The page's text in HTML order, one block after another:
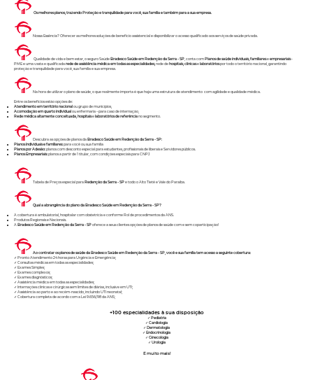
Os melhores planos, trazendo Proteção e tranquilidade para você, sua família e também para a sua empresa.
Nossa Essência? Oferecer as melhores soluções de benefício assistencial e disponibilizar o acesso qualificado aos serviços de saúde privada.
Qualidade de vida e bem estar, o seguro Saúde Bradesco Saúdeem Redenção da Serra - SP, conta com Planos de saúde individuais,familiareseempresariais-
PME e uma vasta e qualificadarede de assistência médica em todas as especialidades,rede dehospitais, clinicaselaboratóriospor todo o território nacional, garantindo
proteção e tranquilidade para você, sua família e sua empresa.
Na hora de utilizar o plano de saúde, o que realmente importa é que haja uma estrutura de atendimento com agilidade e qualidade médica.
Entre os benefícios estão opções de:
Atendimento em território nacional ou grupo de municípios,
Acomodação em quarto individual ou enfermaria – para caso de internação,
Rede médica altamente conceituada, hospitaise laboratórios de referênciano segmento.
Descubra as opções de planos daBradesco Saúde em Redenção da Serra - SP:
Planos Individuais e familiares:para você ou sua família
Planos por Adesão:planos com desconto especial para estudantes, profissionais de liberais e Servidores públicos.
Planos Empresariais:planos a partir de 1 titular, com condições especiais para CNPJ
Tabela de Preços especial para Redenção da Serra - SPe todo o Alto Tietê e Vale do Paraíba.
Qual a abrangência do plano da Bradesco Saúde em Redenção da Serra - SP?
A cobertura é ambulatorial, hospitalar com obstetrícia e conforme Rol de procedimentos da ANS.
Produtos Regionais e Nacionais.
A Bradesco Saúde em Redenção da Serra - SPoferece a seus clientes opções de planos de saúde com e sem coparticipação!
Ao contratar os planos de saúde da Bradesco Saúde em Redenção da Serra - SP, você e sua família tem acesso a seguinte cobertura:
✓ Pronto Atendimento 24 horas para Urgência e Emergência;
✓ Consultas médicas em todas as especialidades;
✓ Exames Simples;
✓ Exames complexos;
✓ Exames diagnósticos;
✓ Assistência médica em todas as especialidades;
✓ Internações clínicas e cirúrgicas sem limites de diárias, inclusive em UTI;
✓ Assistência ao parto e ao recém-nascido, incluindo UTI neonatal;
✓ Cobertura completa de acordo com a Lei 9.656/98 da ANS;
+100 especialidades à sua disposição
✓ Pediatria
✓ Cardiologia
✓ Dermatologia
✓ Endocrinologia
✓ Ginecologia
✓ Urologia
E muito mais!